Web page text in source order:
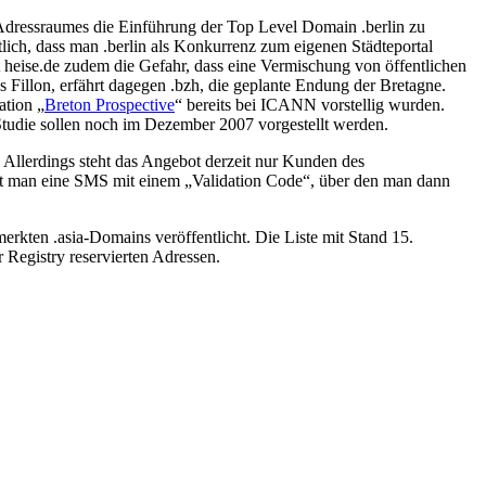
die Einführung der Top Level Domain .berlin zu
dass man .berlin als Konkurrenz zum eigenen Städteportal
zudem die Gefahr, dass eine Vermischung von öffentlichen
erfährt dagegen .bzh, die geplante Endung der Bretagne.
„Breton Prospective“ bereits bei ICANN vorstellig wurden.
sollen noch im Dezember 2007 vorgestellt werden.
steht das Angebot derzeit nur Kunden des
eine SMS mit einem „Validation Code“, über den man dann
.asia-Domains veröffentlicht. Die Liste mit Stand 15.
reservierten Adressen.